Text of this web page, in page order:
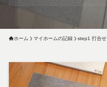
ホーム マイホームの記録 step1 打合